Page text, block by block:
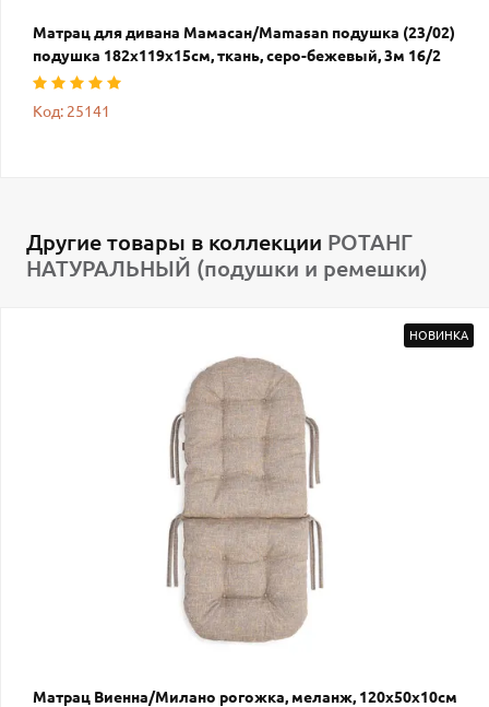
Матрац для дивана Мамасан/Mamasan подушка (23/02)
подушка 182х119х15см, ткань, серо-бежевый, 3м 16/2
Код: 25141
Другие товары в коллекции РОТАНГ
НАТУРАЛЬНЫЙ (подушки и ремешки)
НОВИНКА
Матрац Виенна/Милано рогожка, меланж, 120х50х10см